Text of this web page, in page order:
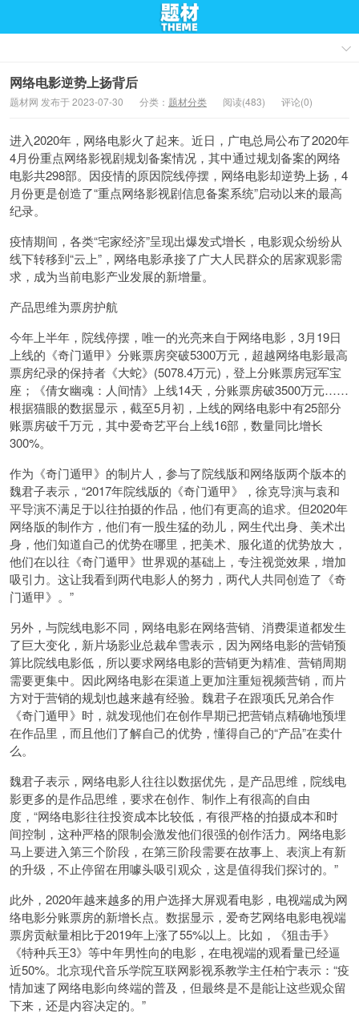
网络电影逆势上扬背后
题材网 发布于 2023-07-30 分类： 题材分类 阅读(483) 评论(0)
进入2020年，网络电影火了起来。近日，广电总局公布了2020年
4月份重点网络影视剧规划备案情况，其中通过规划备案的网络
电影共298部。因疫情的原因院线停摆，网络电影却逆势上扬，4
月份更是创造了“重点网络影视剧信息备案系统”启动以来的最高
纪录。
疫情期间，各类“宅家经济”呈现出爆发式增长，电影观众纷纷从
线下转移到“云上”，网络电影承接了广大人民群众的居家观影需
求，成为当前电影产业发展的新增量。
产品思维为票房护航
今年上半年，院线停摆，唯一的光亮来自于网络电影，3月19日
上线的《奇门遁甲》分账票房突破5300万元，超越网络电影最高
票房纪录的保持者《大蛇》(5078.4万元)，登上分账票房冠军宝
座；《倩女幽魂：人间情》上线14天，分账票房破3500万元……
根据猫眼的数据显示，截至5月初，上线的网络电影中有25部分
账票房破千万元，其中爱奇艺平台上线16部，数量同比增长
300%。
作为《奇门遁甲》的制片人，参与了院线版和网络版两个版本的
魏君子表示，“2017年院线版的《奇门遁甲》，徐克导演与袁和
平导演不满足于以往拍摄的作品，他们有更高的追求。但2020年
网络版的制作方，他们有一股生猛的劲儿，网生代出身、美术出
身，他们知道自己的优势在哪里，把美术、服化道的优势放大，
他们在以往《奇门遁甲》世界观的基础上，专注视觉效果，增加
吸引力。这让我看到两代电影人的努力，两代人共同创造了《奇
门遁甲》。”
另外，与院线电影不同，网络电影在网络营销、消费渠道都发生
了巨大变化，新片场影业总裁牟雪表示，因为网络电影的营销预
算比院线电影低，所以要求网络电影的营销更为精准、营销周期
需要更集中。因此网络电影在渠道上更加注重短视频营销，而片
方对于营销的规划也越来越有经验。魏君子在跟项氏兄弟合作
《奇门遁甲》时，就发现他们在创作早期已把营销点精确地预埋
在作品里，而且他们了解自己的优势，懂得自己的“产品”在卖什
么。
魏君子表示，网络电影人往往以数据优先，是产品思维，院线电
影更多的是作品思维，要求在创作、制作上有很高的自由
度，“网络电影往往投资成本比较低，有很严格的拍摄成本和时
间控制，这种严格的限制会激发他们很强的创作活力。网络电影
马上要进入第三个阶段，在第三阶段需要在故事上、表演上有新
的升级，不止停留在用噱头吸引观众，这是值得我们探讨的。”
此外，2020年越来越多的用户选择大屏观看电影，电视端成为网
络电影分账票房的新增长点。数据显示，爱奇艺网络电影电视端
票房贡献量相比于2019年上涨了55%以上。比如，《狙击手》
《特种兵王3》等中年男性向的电影，在电视端的观看量已经逼
近50%。北京现代音乐学院互联网影视系教学主任柏宁表示：“疫
情加速了网络电影向终端的普及，但最终是不是能让这些观众留
下来，还是内容决定的。”